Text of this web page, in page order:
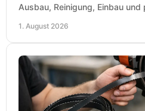
Ausbau, Reinigung, Einbau
1. August 2026